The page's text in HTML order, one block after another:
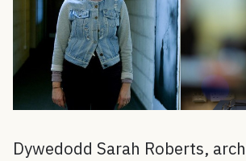
Dywedodd Sarah Roberts,